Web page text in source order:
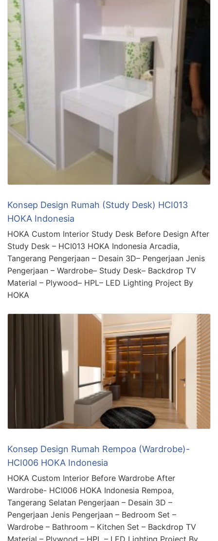
Konsep Design Rumah (Study Desk) HCI013
HOKA Indonesia
HOKA Custom Interior Study Desk Before Design After
Study Desk – HCI013 HOKA Indonesia Arcadia,
Tangerang Pengerjaan – Desain 3D– Pengerjaan Jenis
Pengerjaan – Wardrobe– Study Desk– Backdrop TV
Material – Plywood– HPL– LED Lighting Project By
HOKA
Konsep Design Rumah Rempoa (Wardrobe)-
HCI006 HOKA Indonesia
HOKA Custom Interior Before Wardrobe After
Wardrobe- HCI006 HOKA Indonesia Rempoa,
Tangerang Selatan Pengerjaan – Desain 3D –
Pengerjaan Jenis Pengerjaan – Bedroom Set –
Wardrobe – Bathroom – Kitchen Set – Backdrop TV
Material – Plywood – HPL – LED Lighting Project By